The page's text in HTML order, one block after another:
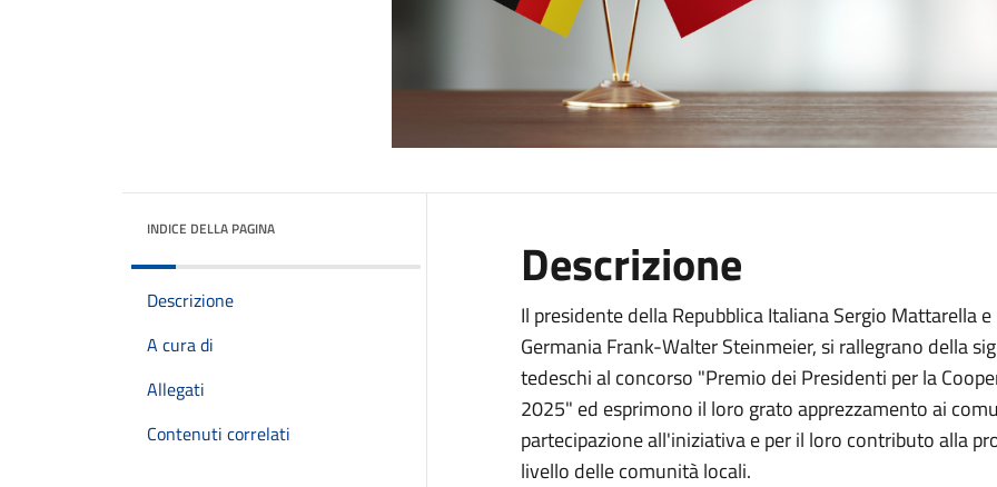
INDICE DELLA PAGINA
Descrizione
A cura di
Allegati
Contenuti correlati
Descrizione
Il presidente della Repubblica Italiana Sergio Mattarella
Germania Frank-Walter Steinmeier, si rallegrano della
tedeschi al concorso "Premio dei Presidenti per la
2025" ed esprimono il loro grato apprezzamento ai
partecipazione all'iniziativa e per il loro contributo alla
livello delle comunità locali.